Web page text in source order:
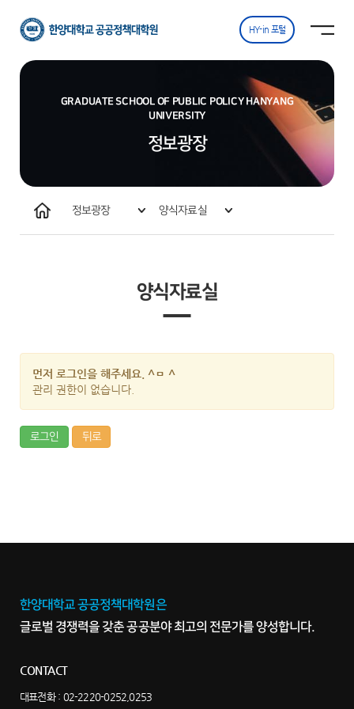
공공정책대학원
HY-in 포털
GRADUATE SCHOOL OF PUBLIC POLICY HANYANG
UNIVERSITY
정보광장
정보광장
양식자료실
양식자료실
먼저 로그인을 해주세요. ^ㅁ ^
관리 권한이 없습니다.
로그인 뒤로
한양대학교 공공정책대학원은
글로벌 경쟁력을 갖춘 공공분야 최고의 전문가를 양성합니다.
CONTACT
대표전화 : 02-2220-0252,0253